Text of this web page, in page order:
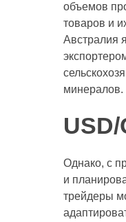
объемов
товаров и
Австралия
минералов.
Однако, с
и
трейдеры